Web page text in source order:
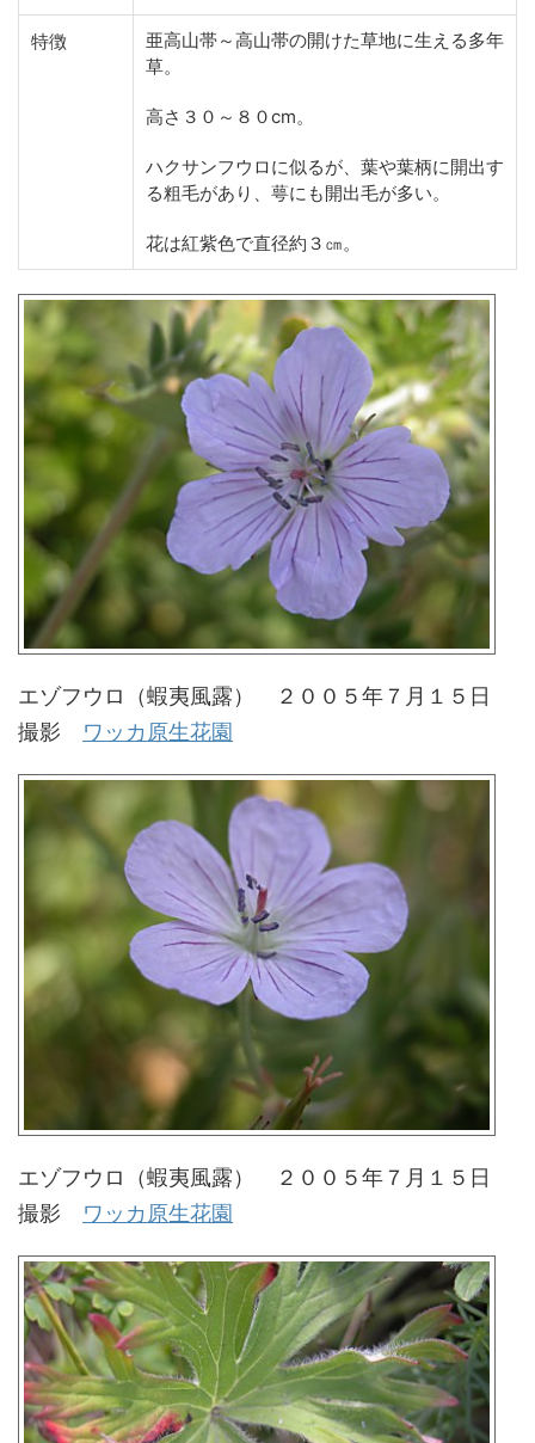
特徴
亜高山帯～高山帯の開けた草地に生える多年
草。
高さ３０～８０cm。
ハクサンフウロに似るが、葉や葉柄に開出す
る粗毛があり、萼にも開出毛が多い。
花は紅紫色で直径約３㎝。
エゾフウロ（蝦夷風露） ２００５年７月１５日
撮影 ワッカ原生花園
エゾフウロ（蝦夷風露） ２００５年７月１５日
撮影 ワッカ原生花園